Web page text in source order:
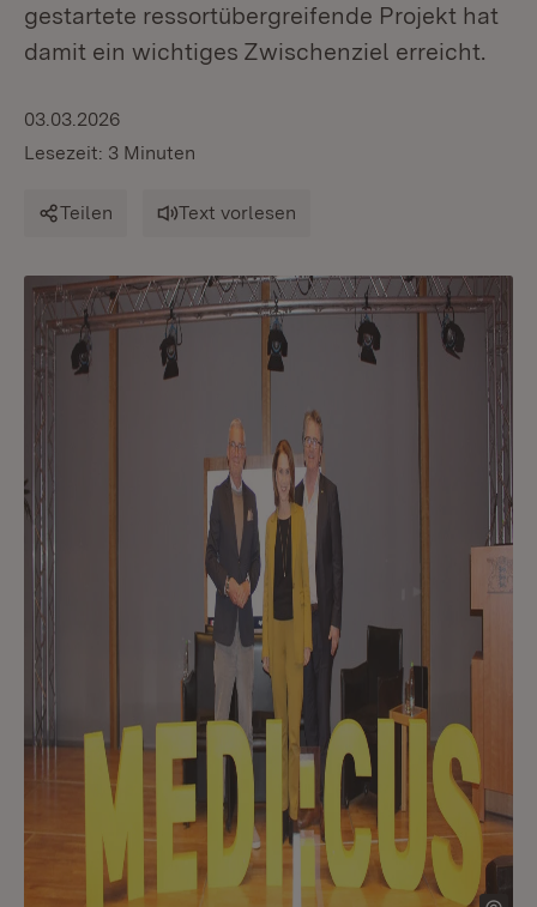
gestartete ressortübergreifende Projekt hat
damit ein wichtiges Zwischenziel erreicht.
03.03.2026
Lesezeit: 3 Minuten
Teilen Text vorlesen